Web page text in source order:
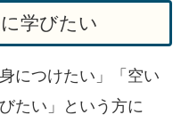
学びたい
につけたい」「空い
たい」という方に